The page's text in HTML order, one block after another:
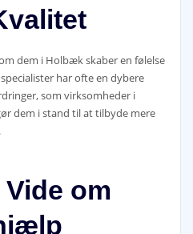
dem i Holbæk skaber en følelse
har ofte en dybere
som virksomheder i
dem i stand til at tilbyde mere
Vide om